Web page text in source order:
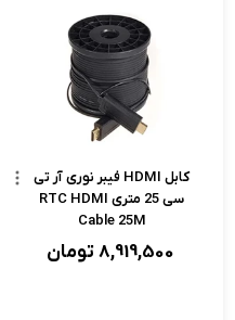
کابل HDMI فیبر نوری آر تی
سی 25 متری RTC HDMI
Cable 25M
8,919,500تومان